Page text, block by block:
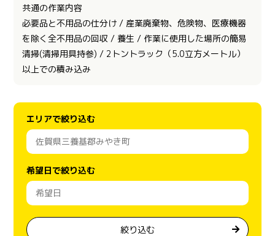
共通の作業内容
必要品と不用品の仕分け / 産業廃棄物、危険物、医療機器
を除く全不用品の回収 / 養生 / 作業に使用した場所の簡易
清掃(清掃用具持参) / 2トントラック（5.0立方メートル）
以上での積み込み
エリアで絞り込む
希望日で絞り込む
絞り込む